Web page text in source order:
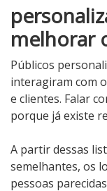
melhorar
Públicos
interagiram com
e clientes. Falar
porque já existe
A partir dessas
semelhantes, os
pessoas